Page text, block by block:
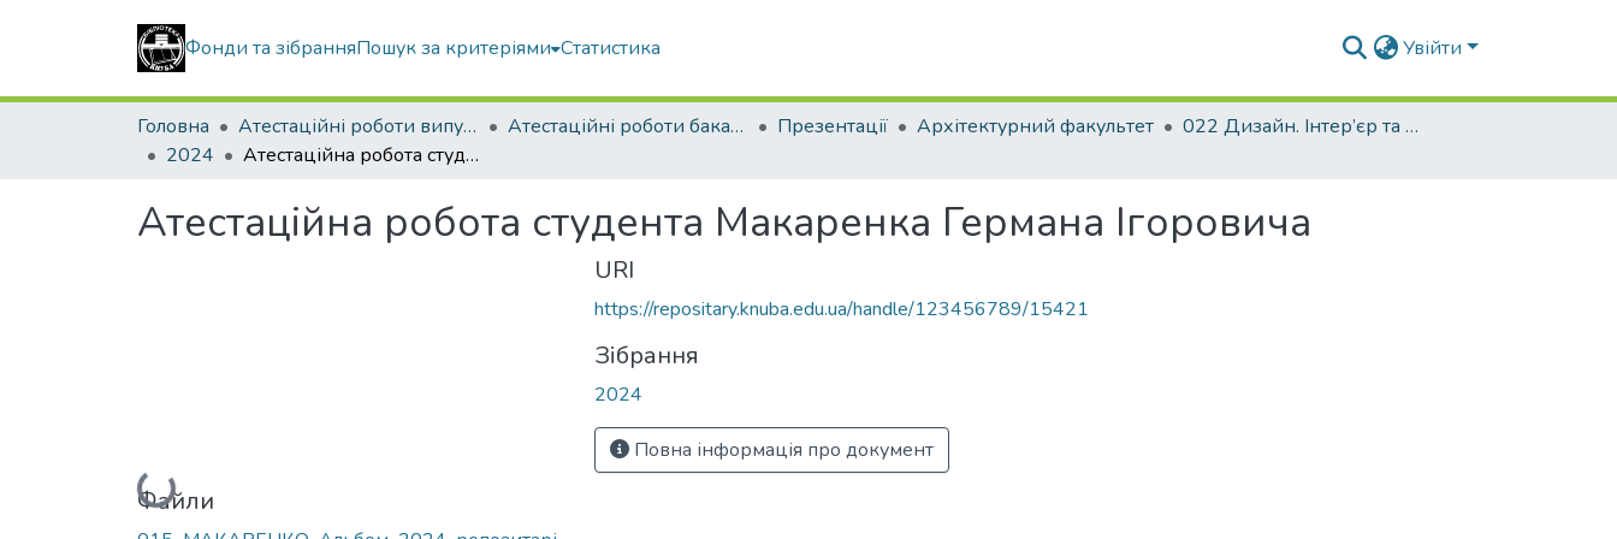
Фонди та зібранняПошук за критеріями Статистика Увійти
Головна Атестаційні роботи випускників Атестаційні роботи бакалаврів Презентації Архітектурний факультет
022 Дизайн. Інтер’єр та обладнання
2024
Атестаційна робота студента Макаренка Германа Ігоровича
Атестаційна робота студента Макаренка Германа Ігоровича
Вантажиться...
Файли
URI
https://repositary.knuba.edu.ua/handle/123456789/15421
Зібрання
2024
Повна інформація про документ